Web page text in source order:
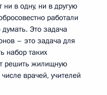
в одну, ни в другую
работали
Это задача
– это задача для
набор таких
решить жилищную
врачей, учителей